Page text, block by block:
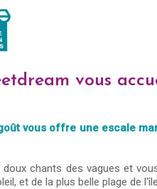
vous
vous offre une escale
chants des vagues et
et de la plus belle plage de